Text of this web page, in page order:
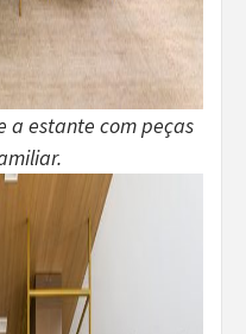
a estante com peças